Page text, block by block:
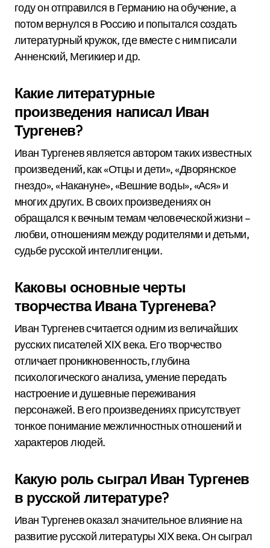
году он отправился в Германию на обучение, а
потом вернулся в Россию и попытался создать
литературный кружок, где вместе с ним писали
Анненский, Мегикиер и др.
Какие литературные
произведения написал Иван
Тургенев?
Иван Тургенев является автором таких известных
произведений, как «Отцы и дети», «Дворянское
гнездо», «Накануне», «Вешние воды», «Ася» и
многих других. В своих произведениях он
обращался к вечным темам человеческой жизни –
любви, отношениям между родителями и детьми,
судьбе русской интеллигенции.
Каковы основные черты
творчества Ивана Тургенева?
Иван Тургенев считается одним из величайших
русских писателей XIX века. Его творчество
отличает проникновенность, глубина
психологического анализа, умение передать
настроение и душевные переживания
персонажей. В его произведениях присутствует
тонкое понимание межличностных отношений и
характеров людей.
Какую роль сыграл Иван Тургенев
в русской литературе?
Иван Тургенев оказал значительное влияние на
развитие русской литературы XIX века. Он сыграл